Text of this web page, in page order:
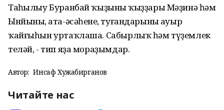
Таңһылыу Буранбай ҡыҙының ҡыҙҙары Мәҙинә һәм
Ынйының, ата-әсәһенең, туғандарының ауыр
ҡайғыһын уртаҡлаша. Сабырлыҡ һәм түҙемлек
теләй, - тип яҙа мораҙымдар.
Автор: Инсаф Хужабирганов
Читайте нас